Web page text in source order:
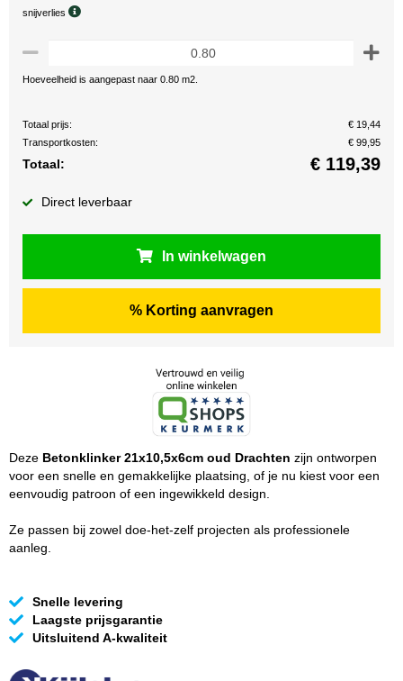
snijverlies
Hoeveelheid is aangepast naar 0.80 m2.
Totaal prijs:
€ 19,44
Transportkosten:
€ 99,95
Totaal: € 119,39
Direct leverbaar
In winkelwagen
% Korting aanvragen
Deze Betonklinker 21x10,5x6cm oud Drachten zijn ontworpen
voor een snelle en gemakkelijke plaatsing, of je nu kiest voor een
eenvoudig patroon of een ingewikkeld design.
Ze passen bij zowel doe-het-zelf projecten als professionele
aanleg.
Snelle levering
Laagste prijsgarantie
Uitsluitend A-kwaliteit